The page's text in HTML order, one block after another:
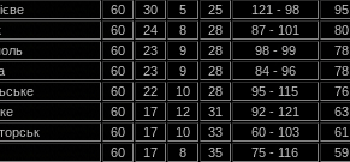
60 30 5 25 121 - 98
95
60 24 8 28 87 - 101
80
60 23 9 28 98 - 99
78
60 23 9 28 84 - 96
78
60 22 10 28 95 - 115
76
60 17 12 31 92 - 121
63
60 17 10 33 60 - 103
61
60 17 8 35 75 - 116
59